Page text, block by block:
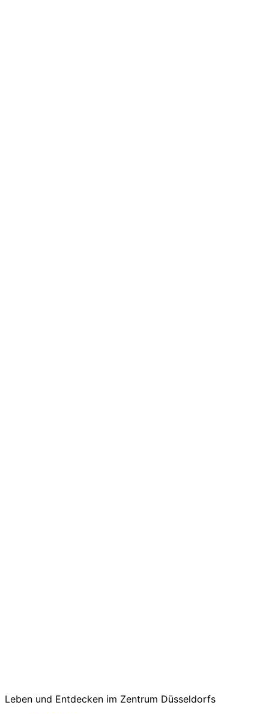
Leben und Entdecken im Zentrum Düsseldorfs